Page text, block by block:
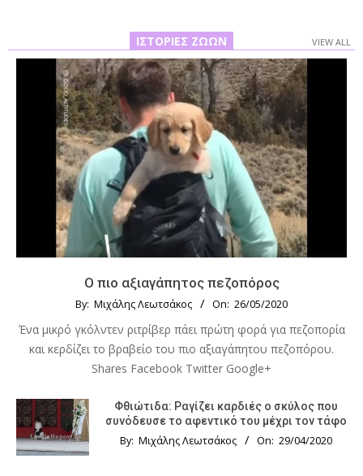
ΙΣΤΟΡΊΕΣ ΖΏΩΝ VIEW ALL
Ο πιο αξιαγάπητος πεζοπόρος
By: Μιχάλης Λεωτσάκος On: 26/05/2020
Ένα μικρό γκόλντεν ριτρίβερ πάει πρώτη φορά για πεζοπορία
και κερδίζει το βραβείο του πιο αξιαγάπητου πεζοπόρου.
Shares Facebook Twitter Google+
Φθιώτιδα: Ραγίζει καρδιές ο σκύλος που
συνόδευσε το αφεντικό του μέχρι τον τάφο
By: Μιχάλης Λεωτσάκος On: 29/04/2020